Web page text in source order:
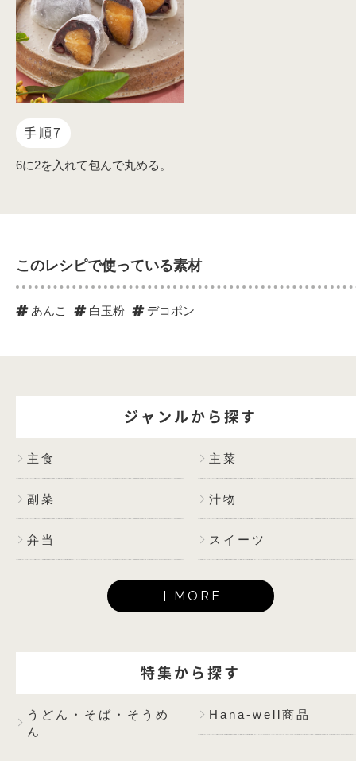
手順7
6に2を入れて包んで丸める。
このレシピで使っている素材
あんこ 白玉粉 デコポン
ジャンルから探す
主食 主菜
副菜 汁物
弁当 スイーツ
MORE
特集から探す
うどん・そば・そうめ
ん
Hana-well商品